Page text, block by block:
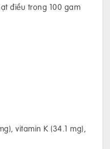
điều trong 100 gam
vitamin K (34.1 mg),